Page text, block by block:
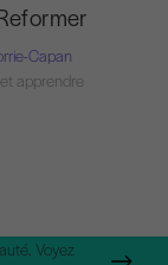
Capan
apprendre
Voyez